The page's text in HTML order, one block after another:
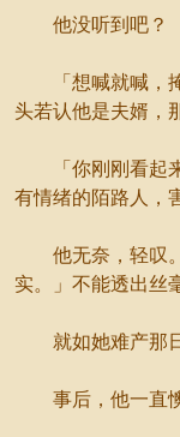
他没听到吧？
「想喊就喊，掩
头若认他是夫婿，
「你刚刚看起来
有情绪的陌路人，
他无奈，轻叹。
实。」不能透出丝
就如她难产那日
事后，他一直懊